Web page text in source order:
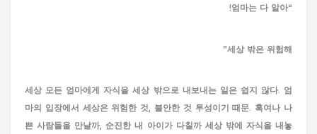
“엄마는 다 알아!
세상 밖은 위험해”
세상 모든 엄마에게 자식을 세상 밖으로 내보내는 일은 쉽지 않다. 엄
마의 입장에서 세상은 위험한 것, 불안한 것 투성이기 때문. 혹여나 나
쁜 사람들을 만날까, 순진한 내 아이가 다칠까 세상 밖에 자식을 내놓